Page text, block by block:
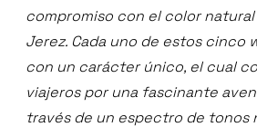
compromiso con el color
Jerez. Cada uno de estos cinco
con un carácter único, el cual
viajeros por una fascinante
través de un espectro de tonos